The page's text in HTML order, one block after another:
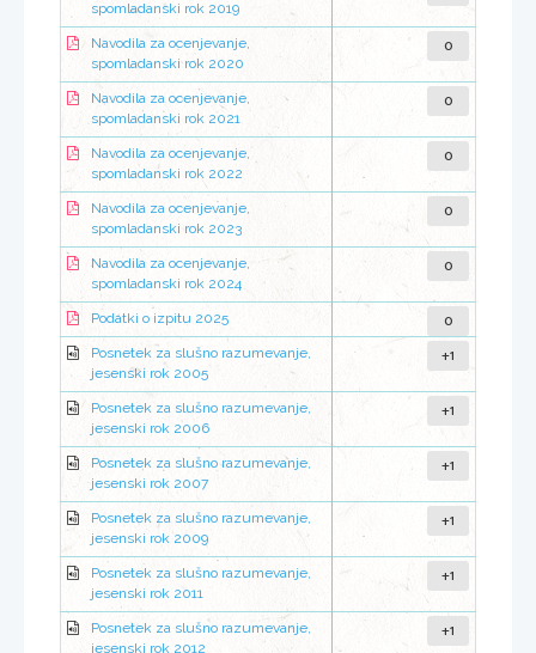
spomladanski rok 2019
Navodila za ocenjevanje,
spomladanski rok 2020
0
Navodila za ocenjevanje,
spomladanski rok 2021
0
Navodila za ocenjevanje,
spomladanski rok 2022
0
Navodila za ocenjevanje,
spomladanski rok 2023
0
Navodila za ocenjevanje,
spomladanski rok 2024
0
Podatki o izpitu 2025 0
Posnetek za slušno razumevanje,
jesenski rok 2005
+1
Posnetek za slušno razumevanje,
jesenski rok 2006
+1
Posnetek za slušno razumevanje,
jesenski rok 2007
+1
Posnetek za slušno razumevanje,
jesenski rok 2009
+1
Posnetek za slušno razumevanje,
jesenski rok 2011
+1
Posnetek za slušno razumevanje,
jesenski rok 2012
+1